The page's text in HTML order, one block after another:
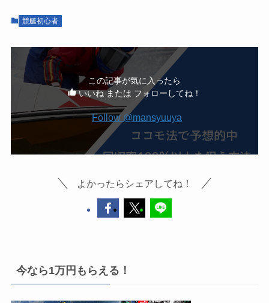
競艇初心者
この記事が気に入ったら
いいね または フォローしてね！
Follow @mansyuuya
よかったらシェアしてね！
今なら1万円もらえる！